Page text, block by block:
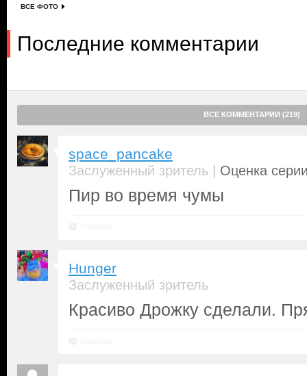
ВСЕ ФОТО
Последние комментарии
ВСЕ КОММЕНТАРИИ (219)
space_pancake
Заслуженный зритель | Оценка
Пир во время чумы
Hunger
Заслуженный зритель
Красиво Дрожку сделали.